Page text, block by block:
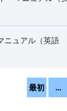
ュアル（英語
最初 …